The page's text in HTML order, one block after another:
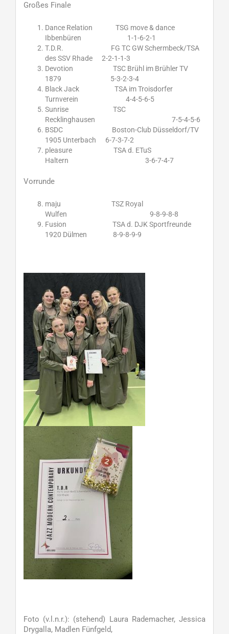
Großes Finale
Dance Relation TSG move & dance
Ibbenbüren 1-1-6-2-1
T.D.R. FG TC GW Schermbeck/TSA
des SSV Rhade 2-2-1-1-3
Devotion TSC Brühl im Brühler TV
1879 5-3-2-3-4
Black Jack TSA im Troisdorfer
Turnverein 4-4-5-6-5
Sunrise TSC
Recklinghausen 7-5-4-5-6
BSDC Boston-Club Düsseldorf/TV
1905 Unterbach 6-7-3-7-2
pleasure TSA d. ETuS
Haltern 3-6-7-4-7
Vorrunde
maju TSZ Royal
Wulfen 9-8-9-8-8
Fusion TSA d. DJK Sportfreunde
1920 Dülmen 8-9-8-9-9
Foto (v.l.n.r.): (stehend) Laura Rademacher, Jessica
Drygalla, Madlen Fünfgeld,